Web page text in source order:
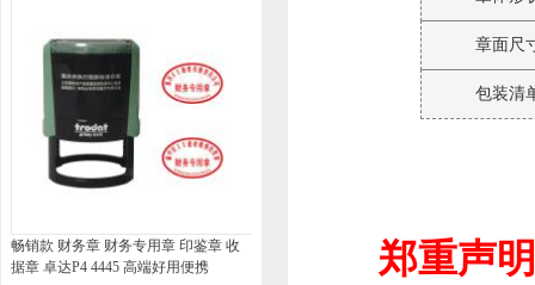
畅销款 财务章 财务专用章 印鉴章 收
据章 卓达P4 4445 高端好用便携
章面尺
包装清
郑重声明